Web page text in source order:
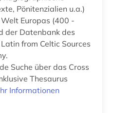
Pönitenzialien u.a.)
Europas (400 -
der Datenbank des
from Celtic Sources
Suche über das Cross
Thesaurus
Informationen